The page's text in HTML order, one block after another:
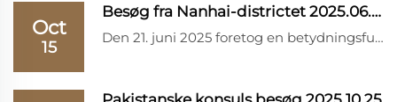
Oct
15
Besøg fra Nanhai-districtet 2025.06.21
Den 21. juni 2025 foretog en betydningsfuld og højtstående delegation fra Nanhai-districtet i Foshan by et omfattende arbejdsbesøg hos Fenghui Industrial Co., Ltd. Denne afgørende begivenhed blev arrangeret for at udforske og identificere nye veje for udvikling...